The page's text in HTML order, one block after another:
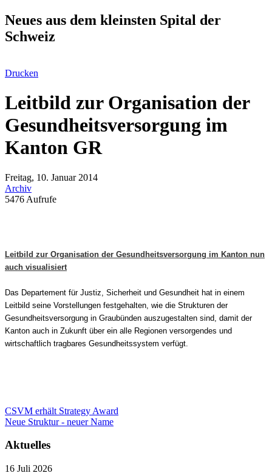
Neues aus dem kleinsten Spital der
Schweiz
Drucken
Leitbild zur Organisation der
Gesundheitsversorgung im
Kanton GR
Freitag, 10. Januar 2014
Archiv
5476 Aufrufe
Leitbild zur Organisation der Gesundheitsversorgung im Kanton nun
auch visualisiert
Das Departement für Justiz, Sicherheit und Gesundheit hat in einem
Leitbild seine Vorstellungen festgehalten, wie die Strukturen der
Gesundheitsversorgung in Graubünden auszugestalten sind, damit der
Kanton auch in Zukunft über ein alle Regionen versorgendes und
wirtschaftlich tragbares Gesundheitssystem verfügt.
CSVM erhält Strategy Award
Neue Struktur - neuer Name
Aktuelles
16 Juli 2026